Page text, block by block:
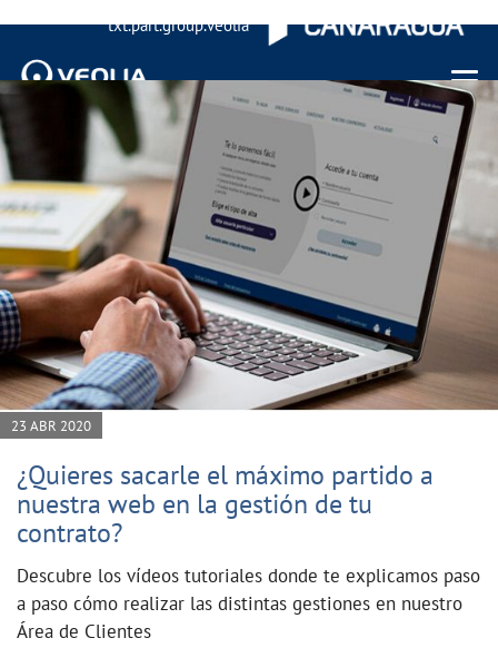
txt.part.group.veolia
Menu
23 ABR 2020
¿Quieres sacarle el máximo partido a
nuestra web en la gestión de tu
contrato?
Descubre los vídeos tutoriales donde te explicamos paso
a paso cómo realizar las distintas gestiones en nuestro
Área de Clientes